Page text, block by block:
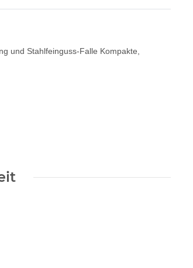
und Stahlfeinguss-Falle Kompakte,